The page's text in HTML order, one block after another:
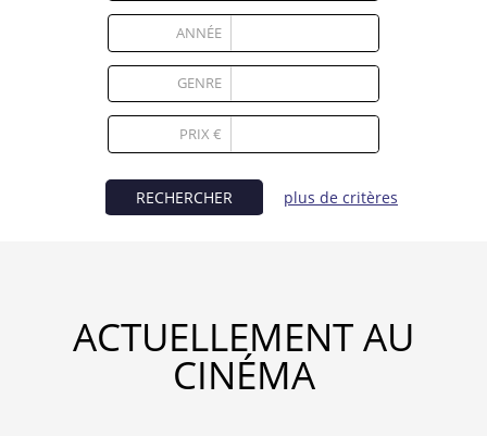
ANNÉE
GENRE
PRIX €
RECHERCHER plus de critères
ACTUELLEMENT AU
CINÉMA